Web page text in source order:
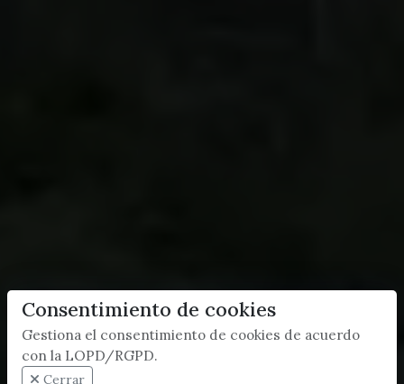
Consentimiento de cookies
Gestiona el consentimiento de cookies de acuerdo
con la LOPD/RGPD.
Cerrar